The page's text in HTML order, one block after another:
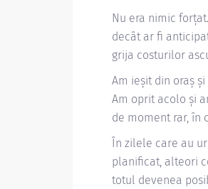
Nu era nimic
decât ar fi
grija costurilor
Am ieșit din oraș
Am oprit acolo și
de moment rar, în
În zilele care au
planificat, alteori
totul devenea